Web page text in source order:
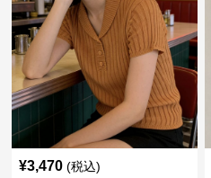
¥3,470 (税込)